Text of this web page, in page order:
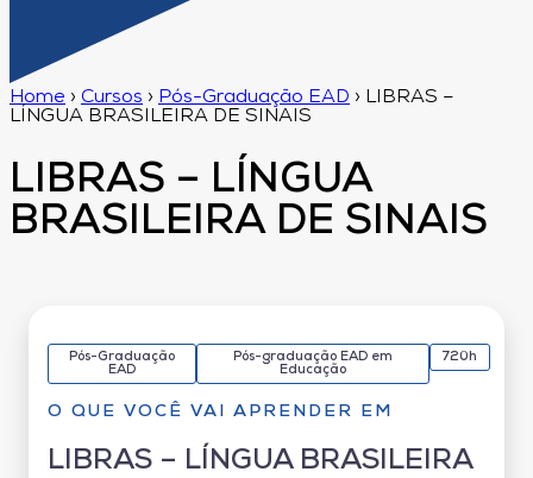
Home › Cursos › Pós-Graduação EAD › LIBRAS –
LÍNGUA BRASILEIRA DE SINAIS
LIBRAS – LÍNGUA
BRASILEIRA DE SINAIS
Pós-Graduação
EAD
Pós-graduação EAD em
Educação
720h
O QUE VOCÊ VAI APRENDER EM
LIBRAS – LÍNGUA BRASILEIRA